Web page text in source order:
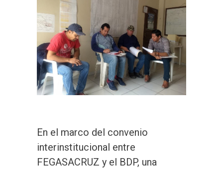
En el marco del convenio
interinstitucional entre
FEGASACRUZ y el BDP, una